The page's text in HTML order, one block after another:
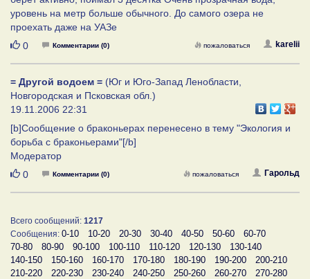
уровень на метр больше обычного. До самого озера не
проехать даже на УАЗе
Нравится
0 Комментарии (0) karelii
пожаловаться
= Другой водоем = (Юг и Юго-Запад Ленобласти,
Новгородская и Псковская обл.)
19.11.2006 22:31
[b]Сообщение о браконьерах перенесено в тему "Экология и
борьба с браконьерами"[/b]
Модератор
Нравится
0 Комментарии (0) Гарольд
пожаловаться
Всего сообщений: 1217
Сообщения: 0-10 10-20 20-30 30-40 40-50 50-60
60-70
70-80
80-90 90-100 100-110 110-120 120-130
130-140
140-150
150-160 160-170 170-180 180-190 190-200
200-210
210-220
220-230 230-240 240-250 250-260 260-270
270-280